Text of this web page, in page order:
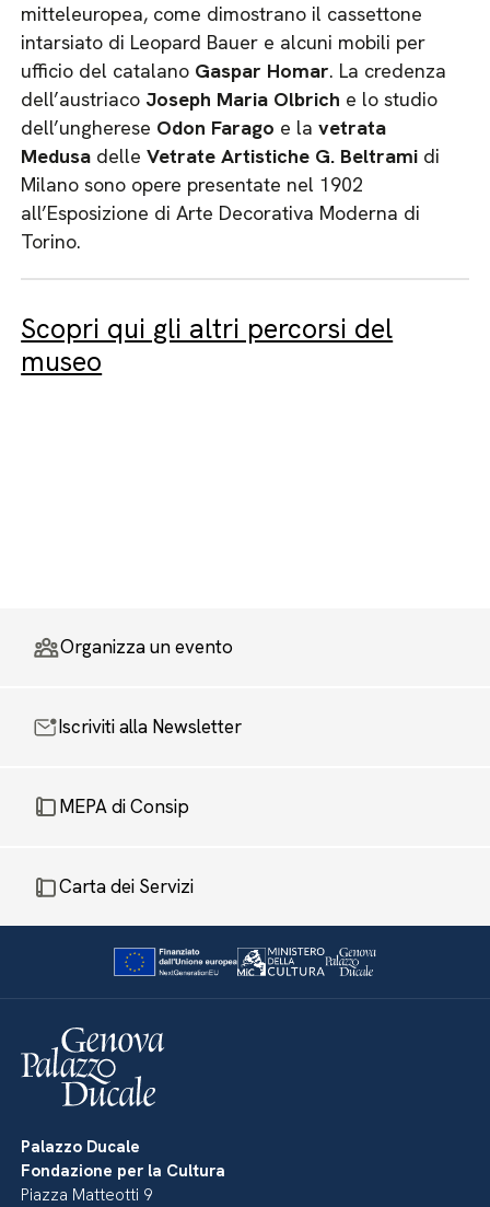
mitteleuropea, come dimostrano il cassettone
intarsiato di Leopard Bauer e alcuni mobili per
ufficio del catalano Gaspar Homar. La credenza
dell’austriaco Joseph Maria Olbrich e lo studio
dell’ungherese Odon Farago e lavetrata
Medusa delleVetrate Artistiche G. Beltrami di
Milano sono opere presentate nel 1902
all’Esposizione di Arte Decorativa Moderna di
Torino.
Scopri qui gli altri percorsi del
museo
Organizza un evento
Iscriviti alla Newsletter
MEPA di Consip
Carta dei Servizi
Palazzo Ducale
Fondazione per la Cultura
Piazza Matteotti 9